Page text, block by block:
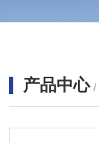
产品中心 /